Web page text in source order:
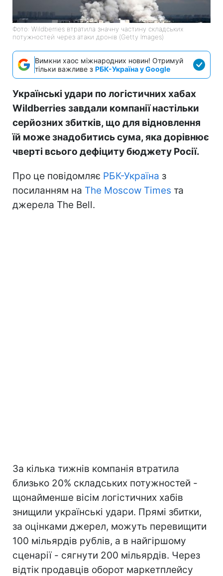
Фото: Wildberries втратила значну частину складських
потужностей через атаки дронів (Getty Images)
Вимкни хаос міжнародних новин! Отримуй
тільки важливе з РБК-Україна у Google
Українські удари по логістичних хабах
Wildberries завдали компанії настільки
серйозних збитків, що для відновлення
їй може знадобитись сума, яка дорівнює
чверті всього дефіциту бюджету Росії.
Про це повідомляє РБК-Україна з
посиланням на The Moscow Times та
джерела The Bell.
За кілька тижнів компанія втратила
близько 20% складських потужностей -
щонайменше вісім логістичних хабів
знищили українські удари. Прямі збитки,
за оцінками джерел, можуть перевищити
100 мільярдів рублів, а в найгіршому
сценарії - сягнути 200 мільярдів. Через
відтік продавців оборот маркетплейсу